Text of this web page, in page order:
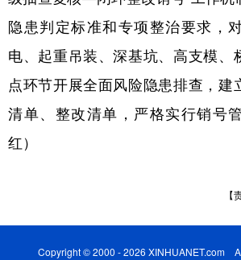
隐患判定标准和专项整治要求，
电、起重吊装、深基坑、高支模、
点环节开展全面风险隐患排查，建
清单、整改清单，严格实行销号
红）
【
Copyright © 2000 - 2026 XINHUANET.com